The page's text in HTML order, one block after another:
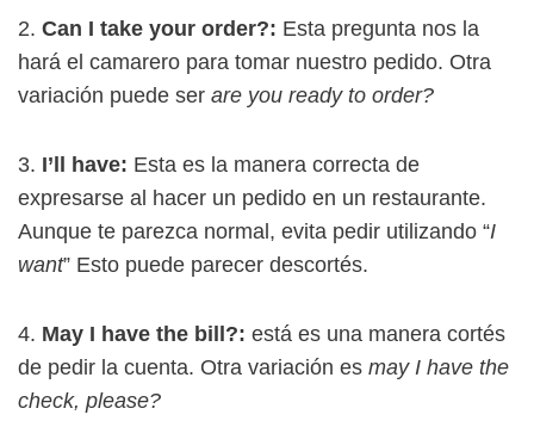
2. Can I take your order?: Esta pregunta nos la
hará el camarero para tomar nuestro pedido. Otra
variación puede ser are you ready to order?
3. I’ll have: Esta es la manera correcta de
expresarse al hacer un pedido en un restaurante.
Aunque te parezca normal, evita pedir utilizando “I
want” Esto puede parecer descortés.
4. May I have the bill?: está es una manera cortés
de pedir la cuenta. Otra variación es may I have the
check, please?